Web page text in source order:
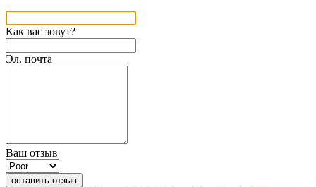
Как вас зовут?
Эл. почта
Ваш отзыв
оставить отзыв